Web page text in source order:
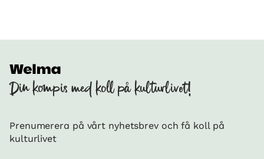
Din kompis med koll på kulturlivet!
Prenumerera på vårt nyhetsbrev och få koll på
kulturlivet